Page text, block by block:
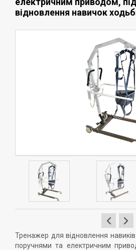
відновлення навичок
Тренажер для відновлення
поручнями та електричним